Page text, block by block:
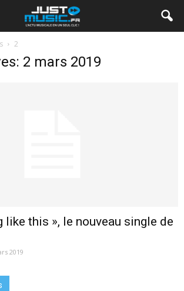
2
2 mars 2019
like this », le nouveau single de
2019